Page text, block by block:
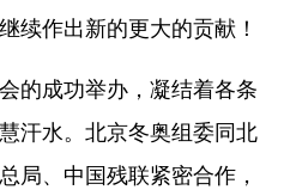
湖北 湖南
云南 西藏
青海 宁夏
续作出新的更大的贡献！
成功举办，凝结着各条
汗水。北京冬奥组委同北
局、中国残联紧密合作，